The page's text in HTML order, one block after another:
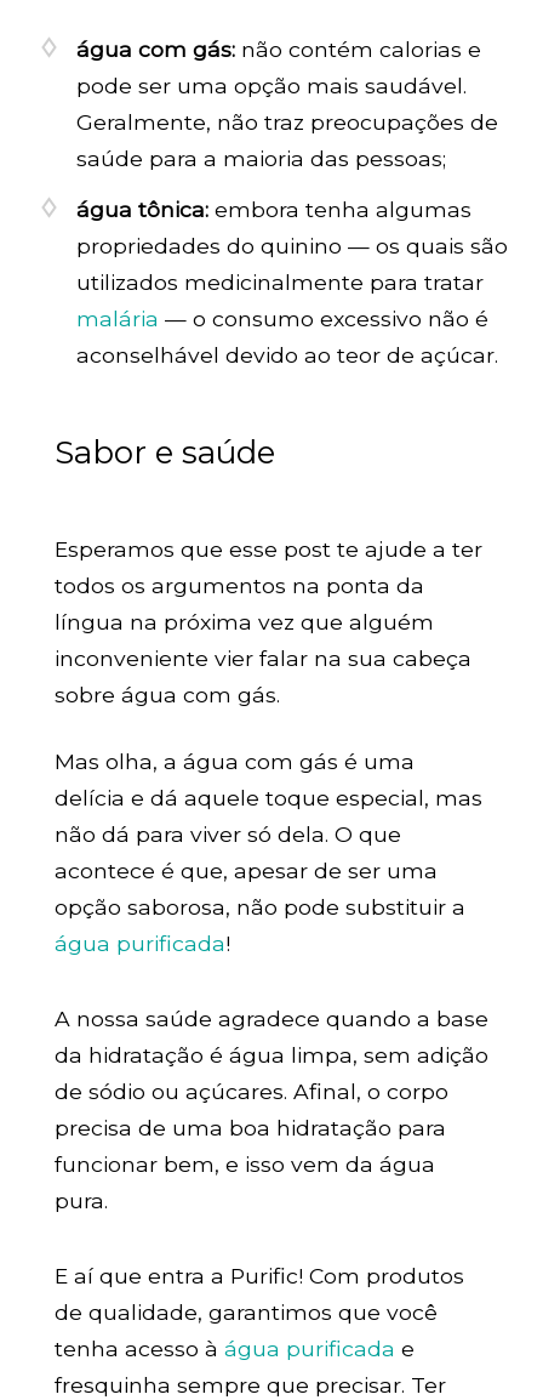
água com gás:não contém calorias e
pode ser uma opção mais saudável.
Geralmente, não traz preocupações de
saúde para a maioria das pessoas;
água tônica: embora tenha algumas
propriedades do quinino — os quais são
utilizados medicinalmente para tratar
malária — o consumo excessivo não é
aconselhável devido ao teor de açúcar.
Sabor e saúde
Esperamos que esse post te ajude a ter
todos os argumentos na ponta da
língua na próxima vez que alguém
inconveniente vier falar na sua cabeça
sobre água com gás.
Mas olha, a água com gás é uma
delícia e dá aquele toque especial, mas
não dá para viver só dela. O que
acontece é que, apesar de ser uma
opção saborosa, não pode substituir a
água purificada!
A nossa saúde agradece quando a base
da hidratação é água limpa, sem adição
de sódio ou açúcares. Afinal, o corpo
precisa de uma boa hidratação para
funcionar bem, e isso vem da água
pura.
E aí que entra a Purific! Com produtos
de qualidade, garantimos que você
tenha acesso à água purificada e
fresquinha sempre que precisar. Ter